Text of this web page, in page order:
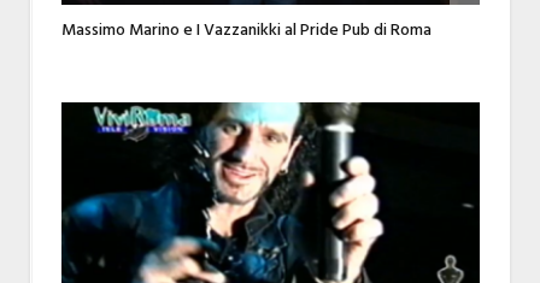
Massimo Marino e I Vazzanikki al Pride Pub di Roma